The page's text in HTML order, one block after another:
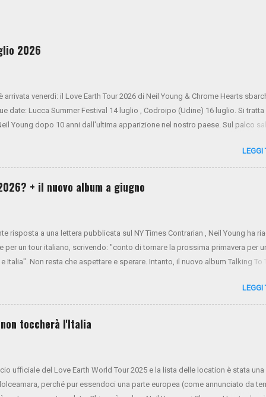
2026
arrivata venerdì: il Love Earth Tour 2026 di Neil Young & Chrome Hearts
date: Lucca Summer Festival 14 luglio , Codroipo (Udine) 16 luglio. Si tratta
Young dopo 10 anni dall'ultima apparizione nel nostro paese. Sul palco
LoGerfo (batteria) e Neil Young (voce, chitarra, piano). Da oggi i biglietti
. Mercoledì 26 e giovedì 27 verrà aperto il presale di Virgin Radio. Da
sarà aperta tramite Ticketone . Ecco il tour completo:
LEGGI
+ il nuovo album a giugno
risposta a una lettera pubblicata sul NY Times Contrarian , Neil Young ha
per un tour italiano, scrivendo: "conto di tornare la prossima primavera per
Italia". Non resta che aspettare e sperare. Intanto, il nuovo album Talking To
LEGGI
toccherà l'Italia
ufficiale del Love Earth World Tour 2025 e la lista delle location è stata una
perché pur essendoci una parte europea (come annunciato da